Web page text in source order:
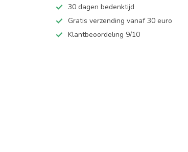
30 dagen bedenktijd
Gratis verzending vanaf 30 euro
Klantbeoordeling 9/10